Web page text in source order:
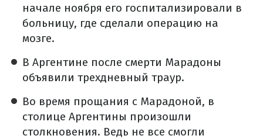
начале ноября его госпитализировали в
больницу, где сделали операцию на
мозге.
В Аргентине после смерти Марадоны
объявили трехдневный траур.
Во время прощания с Марадоной, в
столице Аргентины произошли
столкновения. Ведь не все смогли